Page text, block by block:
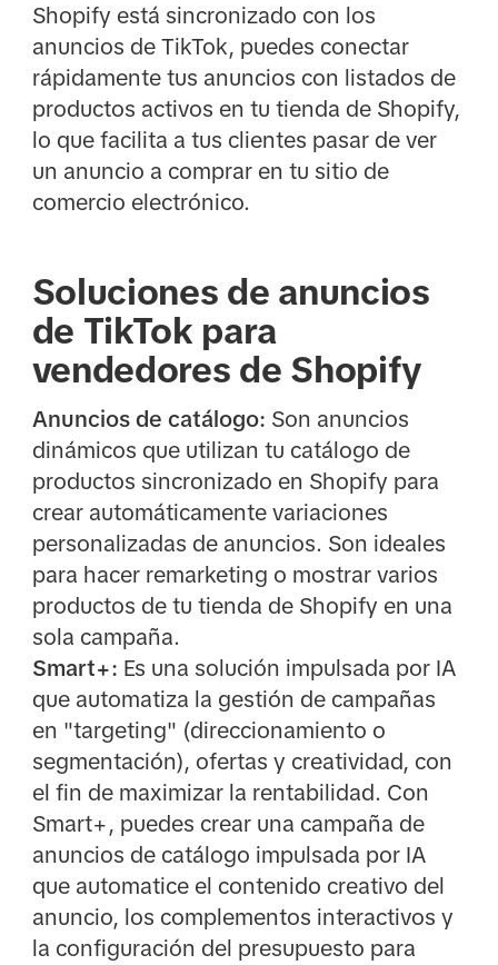
Shopify está sincronizado con los
anuncios de TikTok, puedes conectar
rápidamente tus anuncios con listados de
productos activos en tu tienda de Shopify,
lo que facilita a tus clientes pasar de ver
un anuncio a comprar en tu sitio de
comercio electrónico.
Soluciones de anuncios
de TikTok para
vendedores de Shopify
Anuncios de catálogo: Son anuncios
dinámicos que utilizan tu catálogo de
productos sincronizado en Shopify para
crear automáticamente variaciones
personalizadas de anuncios. Son ideales
para hacer remarketing o mostrar varios
productos de tu tienda de Shopify en una
sola campaña.
Smart+: Es una solución impulsada por IA
que automatiza la gestión de campañas
en "targeting" (direccionamiento o
segmentación), ofertas y creatividad, con
el fin de maximizar la rentabilidad. Con
Smart+, puedes crear una campaña de
anuncios de catálogo impulsada por IA
que automatice el contenido creativo del
anuncio, los complementos interactivos y
la configuración del presupuesto para